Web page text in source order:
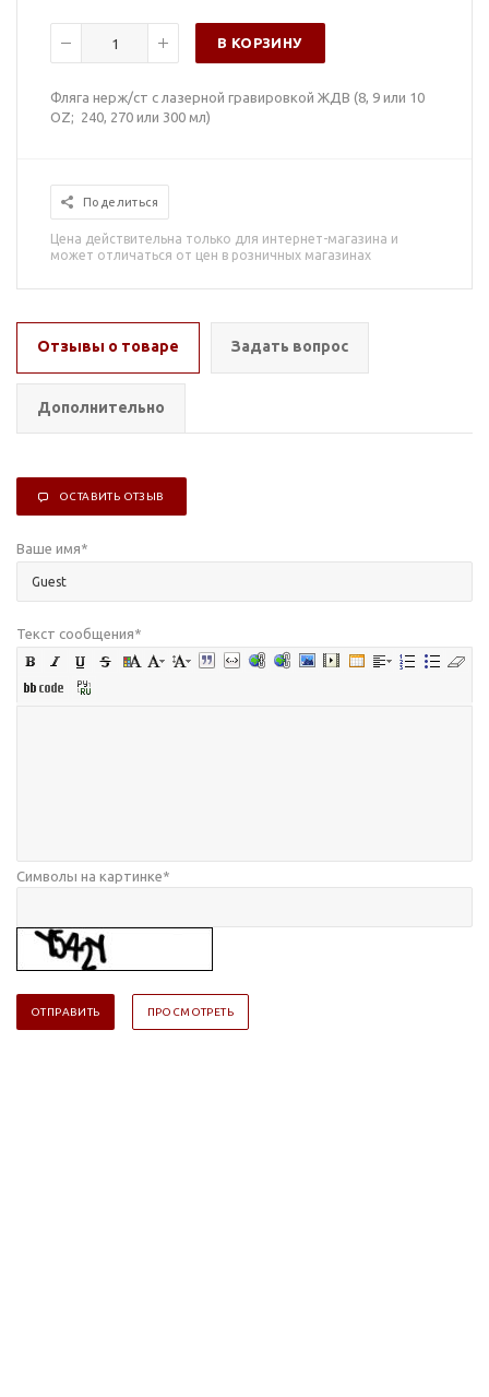
В КОРЗИНУ
Фляга нерж/ст с лазерной гравировкой ЖДВ (8, 9 или 10
OZ; 240, 270 или 300 мл)
Поделиться
Цена действительна только для интернет-магазина и
может отличаться от цен в розничных магазинах
Отзывы о товаре Задать вопрос
Дополнительно
ОСТАВИТЬ ОТЗЫВ
Ваше имя*
Текст сообщения*
Символы на картинке*